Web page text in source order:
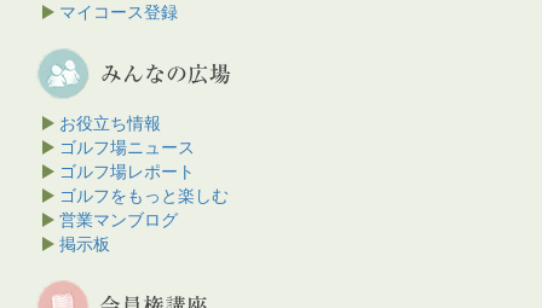
マイコース登録
お役立ち情報
ゴルフ場ニュース
ゴルフ場レポート
ゴルフをもっと楽しむ
営業マンブログ
掲示板